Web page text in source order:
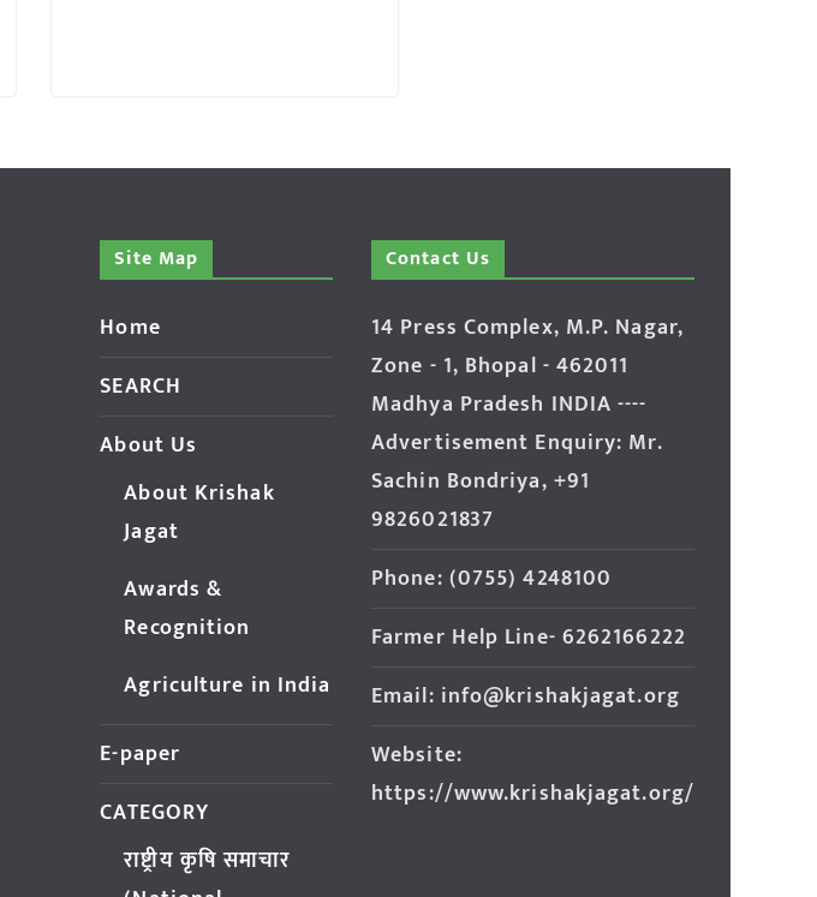
Site Map
Home
SEARCH
About Us
About Krishak
Jagat
Awards &
Recognition
Agriculture in India
E-paper
CATEGORY
राष्ट्रीय कृषि समाचार
Contact Us
14 Press Complex, M.P. Nagar,
Zone - 1, Bhopal - 462011
Madhya Pradesh INDIA ----
Advertisement Enquiry: Mr.
Sachin Bondriya, +91
9826021837
Phone: (0755) 4248100
Farmer Help Line- 6262166222
Email: info@krishakjagat.org
Website:
https://www.krishakjagat.org/